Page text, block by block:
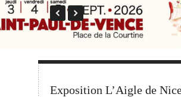
Exposition L’Aigle de